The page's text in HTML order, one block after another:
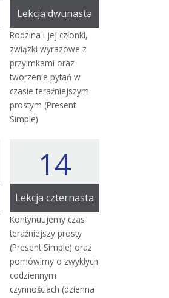
Lekcja dwunasta
Rodzina i jej członki,
związki wyrazowe z
przyimkami oraz
tworzenie pytań w
czasie teraźniejszym
prostym (Present
Simple)
14
Lekcja czternasta
Kontynuujemy czas
teraźniejszy prosty
(Present Simple) oraz
pomówimy o zwykłych
codziennym
czynnościach (dzienna